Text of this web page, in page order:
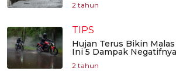
2 tahun
TIPS
Hujan Terus Bikin
Ini 5 Dampak
2 tahun